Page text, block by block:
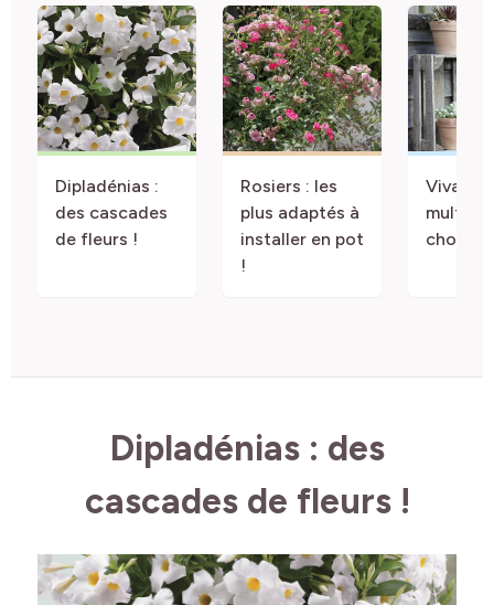
Dipladénias :
des cascades
de fleurs !
Rosiers : les
plus adaptés à
installer en pot
!
Vivaces
choix !
Dipladénias : des
cascades de fleurs !